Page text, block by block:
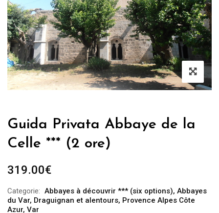
Guida Privata Abbaye de la
Celle *** (2 ore)
319.00€
Categorie: Abbayes à découvrir *** (six options), Abbayes
du Var, Draguignan et alentours, Provence Alpes Côte
Azur, Var